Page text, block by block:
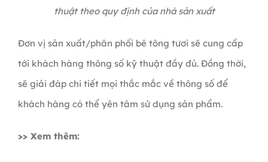
thuật theo quy định của nhà sản xuất
Đơn vị sản xuất/phân phối bê tông tươi sẽ cung cấp
tới khách hàng thông số kỹ thuật đầy đủ. Đồng thời,
sẽ giải đáp chi tiết mọi thắc mắc về thông số để
khách hàng có thể yên tâm sử dụng sản phẩm.
>> Xem thêm: